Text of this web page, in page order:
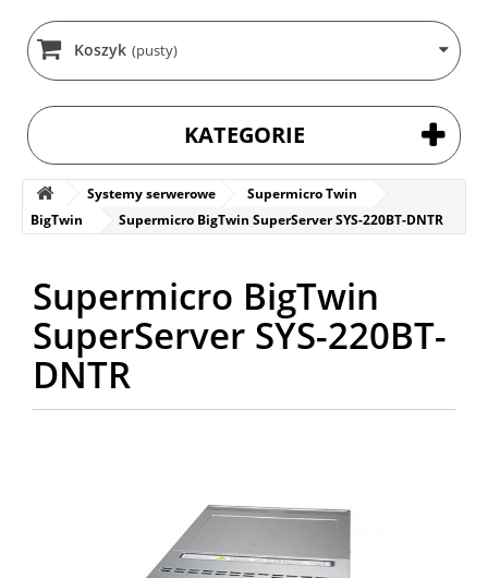
Koszyk (pusty)
KATEGORIE
Systemy serwerowe
Supermicro Twin
BigTwin
Supermicro BigTwin SuperServer SYS-220BT-DNTR
Supermicro BigTwin
SuperServer SYS-220BT-
DNTR